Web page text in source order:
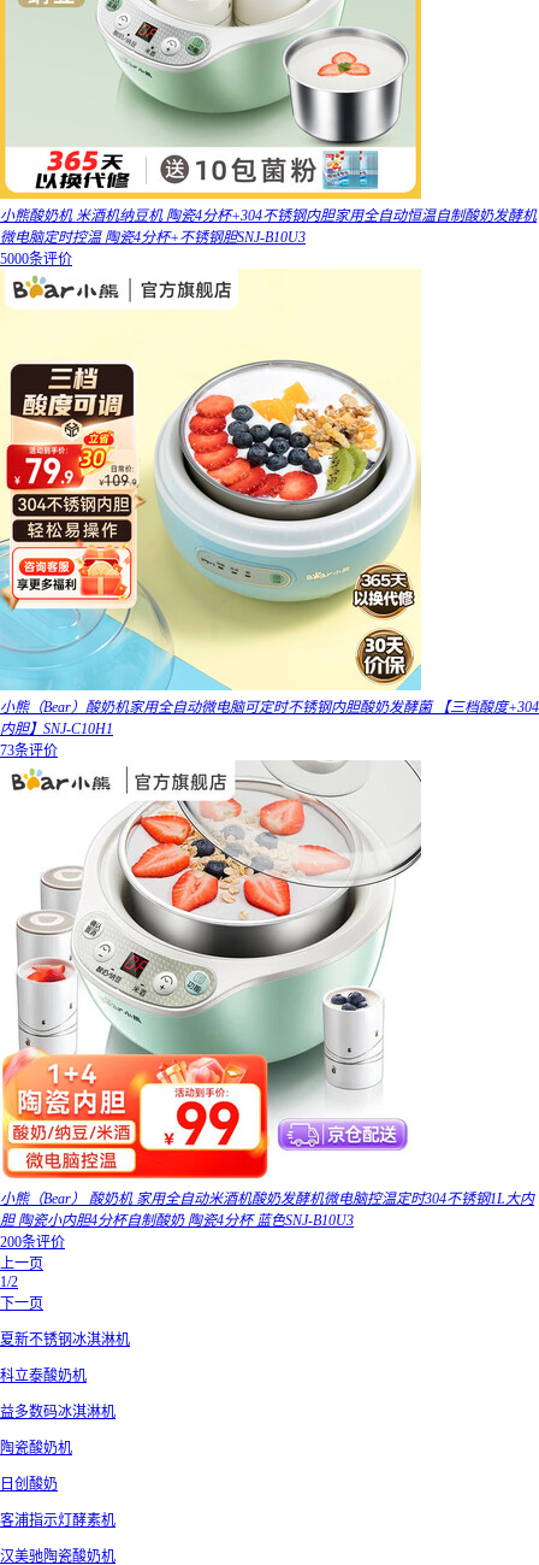
小熊酸奶机 米酒机纳豆机 陶瓷4分杯+304不锈钢内胆家用全自动恒温自制酸奶发酵机
微电脑定时控温 陶瓷4分杯+不锈钢胆SNJ-B10U3
5000条评价
小熊（Bear）酸奶机家用全自动微电脑可定时不锈钢内胆酸奶发酵菌 【三档酸度+304
内胆】SNJ-C10H1
73条评价
小熊（Bear） 酸奶机 家用全自动米酒机酸奶发酵机微电脑控温定时304不锈钢1L大内
胆 陶瓷小内胆4分杯自制酸奶 陶瓷4分杯 蓝色SNJ-B10U3
200条评价
上一页
1/2
下一页
夏新不锈钢冰淇淋机
科立泰酸奶机
益多数码冰淇淋机
陶瓷酸奶机
日创酸奶
客浦指示灯酵素机
汉美驰陶瓷酸奶机